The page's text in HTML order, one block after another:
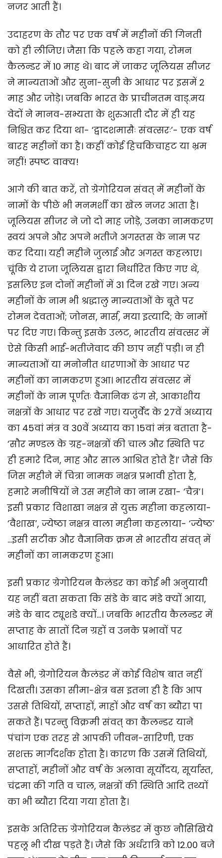
नजर आती हैं।
उदाहरण के तौर पर एक वर्ष में महीनों की गिनती
को ही लीजिए। जैसा कि पहले कहा गया, रोमन
कैलन्डर में 10 माह थे। बाद में जाकर जूलियस सीजर
ने मान्यताओं और सुना-सुनी के आधार पर इसमें 2
माह और जोड़े। जबकि भारत के प्राचीनतम वाड्.मय
वेदों ने मानव-सभ्यता के शुरुआती दौर में ही यह
निश्चित कर दिया था- ‘द्वादशमासैः संवत्सरः’- एक वर्ष
बारह महीनों का है। कहीं कोई हिचकिचाहट या भ्रम
नहीं! स्पष्ट वाक्य!
आगे की बात करें, तो ग्रेगोरियन संवत् में महीनों के
नामों के पीछे भी मनमर्शी का खेल नजर आता है।
जूलियस सीजर ने जो दो माह जोड़े, उनका नामकरण
स्वयं अपने और अपने भतीजे अगस्तस के नाम पर
कर दिया। यही महीने जुलाई और अगस्त कहलाए।
चूंकि ये राजा जूलियस द्वारा निर्धारित किए गए थे,
इसलिए इन दोनों महीनों में 31 दिन रखे गए। अन्य
महीनों के नाम भी श्रद्धालु मान्यताओं के बूते पर
रोमन देवताओं; जोनस, मार्स, मया इत्यादि; के नामों
पर दिए गए। किन्तु इसके उलट, भारतीय संवत्सर में
ऐसे किसी भाई-भतीजेवाद की छाप नहीं पड़ी। न ही
मान्यताओं या मनोनीत धारणाओं के आधार पर
महीनों का नामकरण हुआ। भारतीय संवत्सर में
महीनों के नाम पूर्णतः वैज्ञानिक ढंग से, आकाशीय
नक्षत्रों के आधार पर रखे गए। यजुर्वेद के 27वें अध्याय
का 45वां मंत्र व 30वें अध्याय का 15वां मंत्र बताता है-
‘सौर मण्डल के ग्रह-नक्षत्रों की चाल और स्थिति पर
ही हमारे दिन, माह और साल आश्रित होते हैं।’ जैसे कि
जिस महीने में चित्रा नामक नक्षत्र प्रभावी होता है,
हमारे मनीषियों ने उस महीने का नाम रखा- ‘चैत्र’।
इसी प्रकार विशाखा नक्षत्र से युक्त महीना कहलाया-
‘वैशाख’, ज्येष्ठा नक्षत्र वाला महीना कहलाया- ‘ज्येष्ठ’
...इसी सटीक और वैज्ञानिक क्रम से भारतीय संवत् में
महीनों का नामकरण हुआ।
इसी प्रकार ग्रेगोरियन कैलंडर का कोई भी अनुयायी
यह नहीं बता सकता कि संडे के बाद मंडे क्यों आया,
मंडे के बाद ट्यूशडे क्यों...। जबकि भारतीय कैलन्डर में
सप्ताह के सातों दिन ग्रहों व उनके प्रभावों पर
आधारित होते हैं।
वैसे भी, ग्रेगोरियन कैलंडर में कोई विशेष बात नहीं
दिखती। उसका सीमा-क्षेत्र बस इतना ही है कि आप
उससे तिथियों, सप्ताहों, माहों और वर्ष का ब्यौरा पा
सकते हैं। परन्तु विक्रमी संवत् का कैलन्डर याने
पंचांग एक तरह से आपकी जीवन-सारिणी, एक
सशक्त मार्गदर्शक होता है। कारण कि उसमें तिथियों,
सप्ताहों, महीनों और वर्ष के अलावा सूर्योदय, सूर्यास्त,
चंद्रमा की गति व चाल, नक्षत्रों की स्थिति आदि तथ्यों
का भी ब्यौरा दिया गया होता है।
इसके अतिरिक्त ग्रेगोरियन कैलंडर में कुछ नौसिखिये
पहलू भी दीख पड़ते हैं। जैसे कि अर्धरात्रि को 12.00 बजे